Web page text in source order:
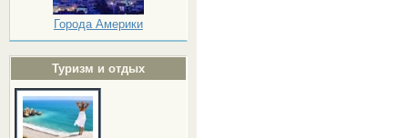
Города Америки
Туризм и отдых